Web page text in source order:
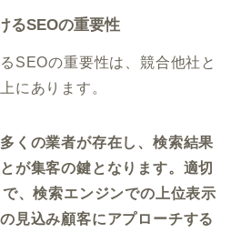
るSEOの重要性
SEOの重要性は、競合他社と
にあります。
くの業者が存在し、検索結果
が集客の鍵となります。適切
、検索エンジンでの上位表示
見込み顧客にアプローチする